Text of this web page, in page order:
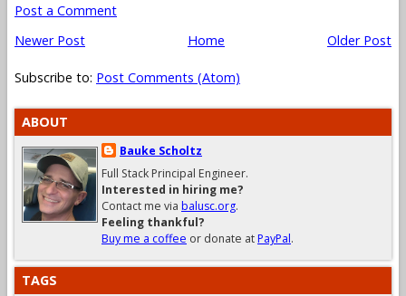
Post a Comment
Newer Post
Older Post
Home
Subscribe to: Post Comments (Atom)
ABOUT
Bauke Scholtz
Full Stack Principal Engineer.
Interested in hiring me?
Contact me via balusc.org.
Feeling thankful?
Buy me a coffee or donate atPayPal.
TAGS